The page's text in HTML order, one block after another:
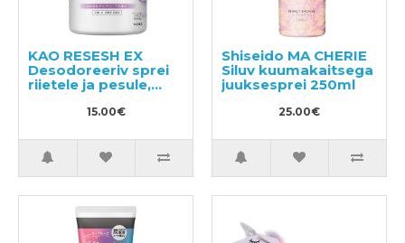
KAO RESESH EX
Desodoreeriv sprei
riietele ja pesule,
seebi lõhnaga 370ml
15.00€
Shiseido MA CHERIE
Siluv kuumakaitsega
juuksesprei 250ml
25.00€